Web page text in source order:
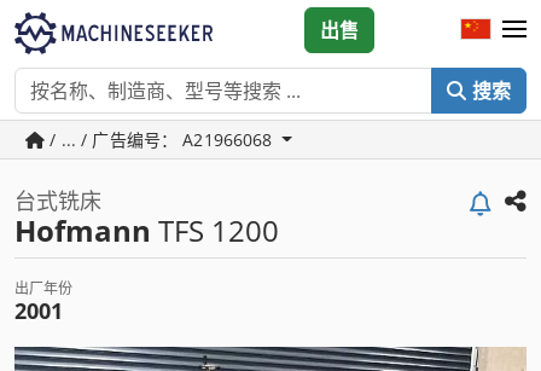
搜索
出售
/ ... / 广告编号： A21966068
台式铣床
Hofmann TFS 1200
出厂年份
2001